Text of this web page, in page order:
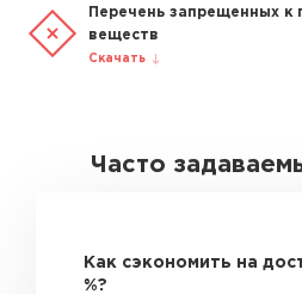
Перечень запрещенных к
веществ
Скачать
Часто
Как сэкономить на
%?